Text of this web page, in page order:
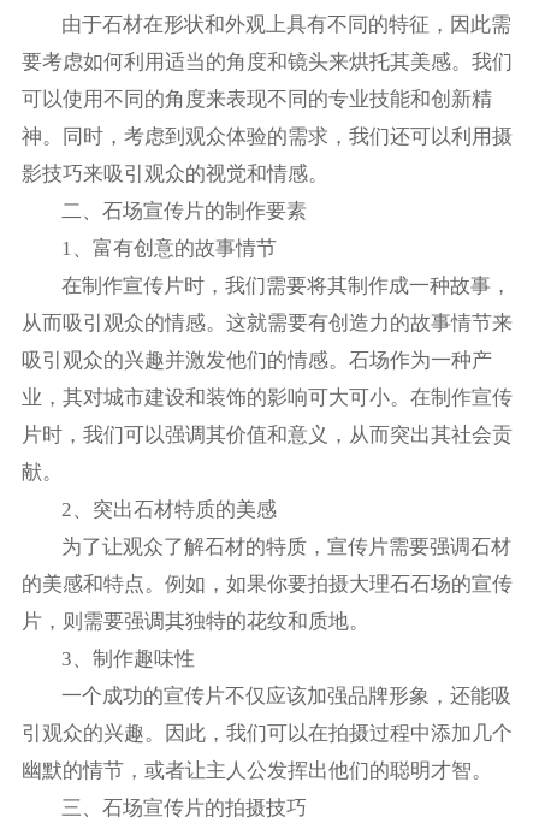
由于石材在形状和外观上具有不同的特征，因此需
要考虑如何利用适当的角度和镜头来烘托其美感。我们
可以使用不同的角度来表现不同的专业技能和创新精
神。同时，考虑到观众体验的需求，我们还可以利用摄
影技巧来吸引观众的视觉和情感。
二、石场宣传片的制作要素
1、富有创意的故事情节
在制作宣传片时，我们需要将其制作成一种故事，
从而吸引观众的情感。这就需要有创造力的故事情节来
吸引观众的兴趣并激发他们的情感。石场作为一种产
业，其对城市建设和装饰的影响可大可小。在制作宣传
片时，我们可以强调其价值和意义，从而突出其社会贡
献。
2、突出石材特质的美感
为了让观众了解石材的特质，宣传片需要强调石材
的美感和特点。例如，如果你要拍摄大理石石场的宣传
片，则需要强调其独特的花纹和质地。
3、制作趣味性
一个成功的宣传片不仅应该加强品牌形象，还能吸
引观众的兴趣。因此，我们可以在拍摄过程中添加几个
幽默的情节，或者让主人公发挥出他们的聪明才智。
三、石场宣传片的拍摄技巧